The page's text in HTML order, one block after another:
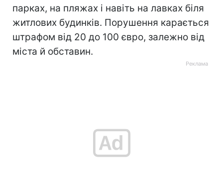
парках, на пляжах і навіть на лавках біля
житлових будинків. Порушення карається
штрафом від 20 до 100 євро, залежно від
міста й обставин.